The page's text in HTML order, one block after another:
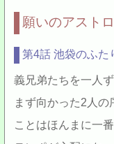
願いのアストロ
第4話 池袋のふた
義兄弟たちを一人
まず向かった2人
ことはほんまに一